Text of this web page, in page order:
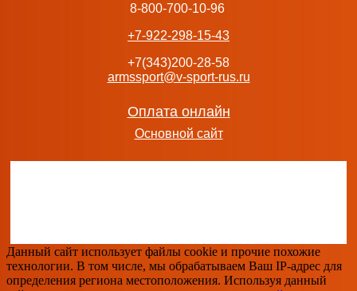
8-800-700-10-96
+7-922-298-15-43
+7(343)200-28-58
armssport@v-sport-rus.ru
Оплата онлайн
Основной сайт
Данный сайт использует файлы cookie и прочие похожие
технологии. В том числе, мы обрабатываем Ваш IP-адрес для
определения региона местоположения. Используя данный